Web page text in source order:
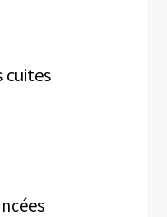
cuites